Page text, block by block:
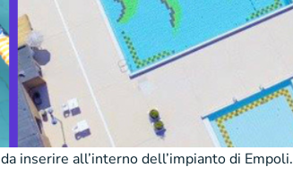
da inserire all’interno dell’impianto di Empoli.